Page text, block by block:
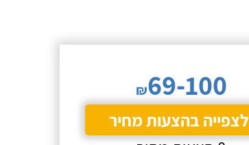
₪69-100
לצפייה בהצעות מחיר